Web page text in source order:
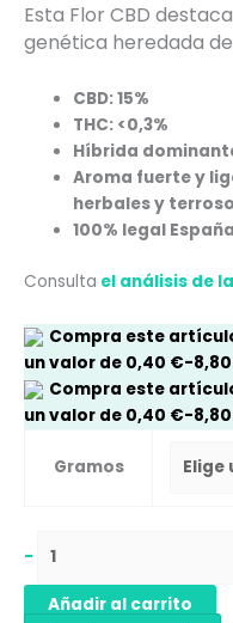
Esta Flor CBD
genética heredada
CBD: 15%
THC: <0,3%
Híbrida
Aroma fuerte y
herbales y
100% legal
Consulta el análisis de
Compra este
un valor de 0,40 €-8,80
Compra este
un valor de 0,40 €-8,80
Gramos
-
Añadir al carrito